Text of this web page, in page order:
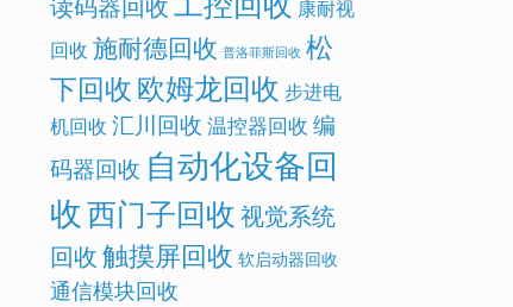
康耐视
回收 施耐德回收 普洛菲斯回收 松
下回收欧姆龙回收 步进电
机回收 汇川回收 温控器回收 编
码器回收 自动化设备回
收西门子回收视觉系统
回收触摸屏回收 软启动器回收
通信模块回收